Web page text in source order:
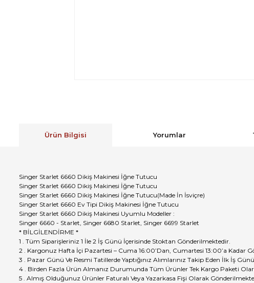
Ürün Bilgisi Yorumlar
Singer Starlet 6660 Dikiş Makinesi İğne Tutucu
Singer Starlet 6660 Dikiş Makinesi İğne Tutucu
Singer Starlet 6660 Dikiş Makinesi İğne Tutucu(Made İn İsviçre)
Singer Starlet 6660 Ev Tipi Dikiş Makinesi İğne Tutucu
Singer Starlet 6660 Dikiş Makinesi Uyumlu Modeller :
Singer 6660 - Starlet, Singer 6680 Starlet, Singer 6699 Starlet
* BİLGİLENDİRME *
1 . Tüm Siparişleriniz 1 İle 2 İş Günü İçerisinde Stoktan Gönderilmektedir.
2 . Kargonuz Hafta İçi Pazartesi – Cuma 16:00’Dan, Cumartesi 13:00’a Kadar
3 . Pazar Günü Ve Resmi Tatillerde Yaptığınız Alımlarınız Takip Eden İlk İş
4 . Birden Fazla Ürün Almanız Durumunda Tüm Ürünler Tek Kargo Paketi
5 . Almış Olduğunuz Ürünler Faturalı Veya Yazarkasa Fişi Olarak